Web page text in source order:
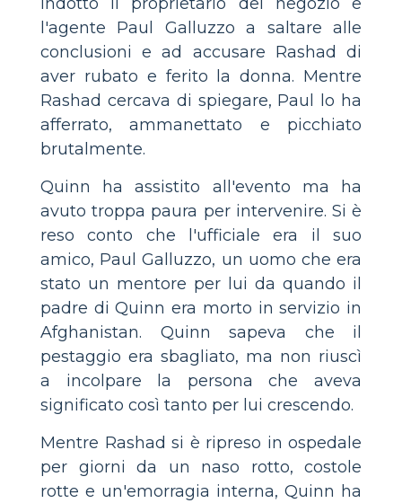
l'agente Paul Galluzzo a saltare alle
conclusioni e ad accusare Rashad di
aver rubato e ferito la donna. Mentre
Rashad cercava di spiegare, Paul lo ha
afferrato, ammanettato e picchiato
brutalmente.
Quinn ha assistito all'evento ma ha
avuto troppa paura per intervenire. Si è
reso conto che l'ufficiale era il suo
amico, Paul Galluzzo, un uomo che era
stato un mentore per lui da quando il
padre di Quinn era morto in servizio in
Afghanistan. Quinn sapeva che il
pestaggio era sbagliato, ma non riuscì
a incolpare la persona che aveva
significato così tanto per lui crescendo.
Mentre Rashad si è ripreso in ospedale
per giorni da un naso rotto, costole
rotte e un'emorragia interna, Quinn ha